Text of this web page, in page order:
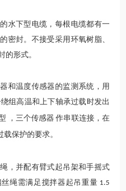
水下型电缆，每根电缆都有一
密封。不接受采用环氧树脂、
的形式。
和温度传感器的监测系统，用
组高温和上下轴承过载时发出
，三个传感器 作串联连接，在
载保护的要求。
，并配有臂式起吊架和手摇式
绳需满足搅拌器起吊重量 1.5